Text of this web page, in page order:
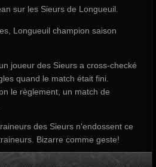
sur les Sieurs de Longueuil.
Longueuil champion saison
joueur des Sieurs a cross-checké
quand le match était fini.
le règlement, un match de
des Sieurs n'endossent ce
Bizarre comme geste!